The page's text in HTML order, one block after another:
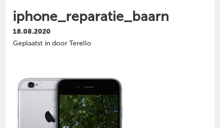
iphone_reparatie_baarn
18.08.2020
Geplaatst in door Terello